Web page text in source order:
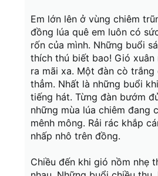
Em lớn lên ở vùng chiêm
đồng lúa quê em luôn có
rốn của mình. Những buổi
thích thú biết bao! Gió
ra mãi xa. Một đàn cò
thẳm. Nhất là những buổi
tiếng hát. Từng đàn bướm
những mùa lúa chiêm đang
mênh mông. Rải rác khắp
nhấp nhô trên đồng.
Chiều đến khi gió nồm nhẹ